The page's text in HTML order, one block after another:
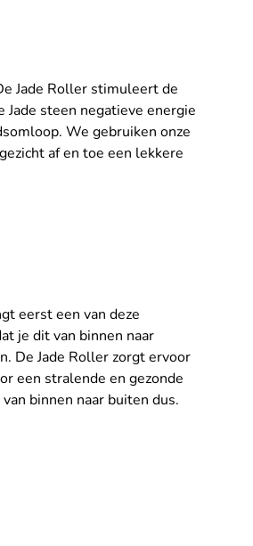
Jade Roller stimuleert de
steen negatieve energie
We gebruiken onze
af en toe een lekkere
eerst een van deze
je dit van binnen naar
De Jade Roller zorgt ervoor
een stralende en gezonde
binnen naar buiten dus.